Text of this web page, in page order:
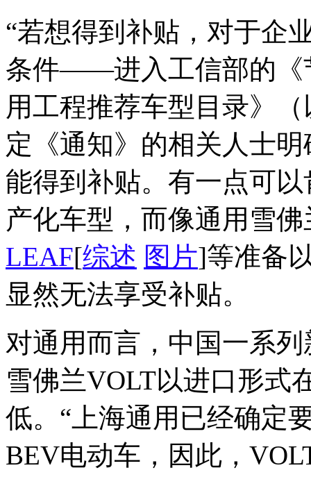
“若想得到补贴，对于企
条件——进入工信部的《
用工程推荐车型目录》
定《通知》的相关人士
能得到补贴。有一点可
产化车型，而像通用雪
LEAF[综述 图片]等准备
显然无法享受补贴。
对通用而言，中国一系
雪佛兰VOLT以进口形式
低。“上海通用已经确定
BEV电动车，因此，